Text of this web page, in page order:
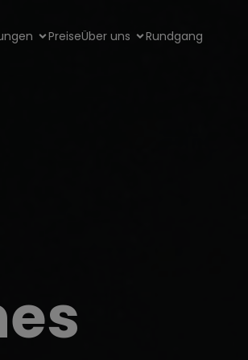
PreiseÜber uns Rundgang